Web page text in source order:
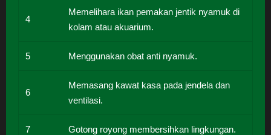
4
Memelihara ikan pemakan jentik nyamuk di
kolam atau akuarium.
5 Menggunakan obat anti nyamuk.
6
Memasang kawat kasa pada jendela dan
ventilasi.
7 Gotong royong membersihkan lingkungan.